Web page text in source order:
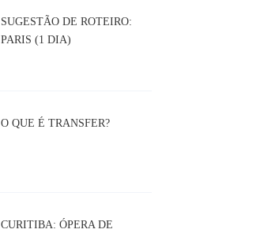
SUGESTÃO DE ROTEIRO:
PARIS (1 DIA)
O QUE É TRANSFER?
CURITIBA: ÓPERA DE